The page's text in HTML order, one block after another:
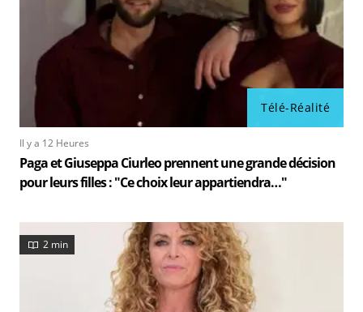
Télé-Réalité
Il y a 12 Heures
Paga et Giuseppa Ciurleo prennent une grande décision
pour leurs filles : "Ce choix leur appartiendra…"
2 min